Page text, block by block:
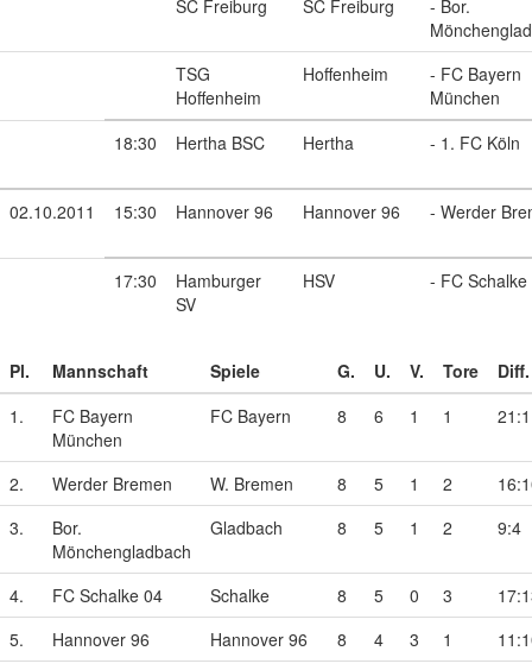
SC Freiburg SC Freiburg
- Bor.
TSG
Hoffenheim
Hoffenheim
- FC Bayern
München
18:30
Hertha BSC Hertha - 1. FC Köln
02.10.2011 15:30 Hannover 96 Hannover 96 - Werder
17:30
Hamburger
SV
HSV - FC Schalke
Pl. Mannschaft Spiele G. U. V. Tore
Diff.
1.
FC Bayern
München
FC Bayern 8 6 1 1 21:1
2. Werder Bremen W. Bremen 8 5 1 2
3.
Bor.
Mönchengladbach
Gladbach 8 5 1 2 9:4
4. FC Schalke 04 Schalke 8 5 0 3
5.
Hannover 96 Hannover 96 8 4 3 1